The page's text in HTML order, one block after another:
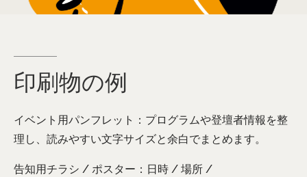
印刷物の例
イベント用パンフレット：プログラムや登壇者情報を整
理し、読みやすい文字サイズと余白でまとめます。
告知用チラシ / ポスター：日時 / 場所 /